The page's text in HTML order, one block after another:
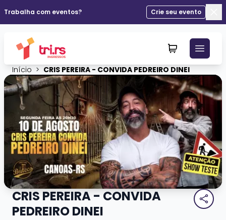
Trabalha com eventos?
Crie seu evento
Início > CRIS PEREIRA - CONVIDA PEDREIRO DINEI
CRIS PEREIRA - CONVIDA
PEDREIRO DINEI